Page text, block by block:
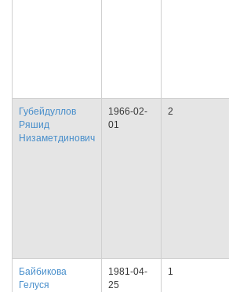
Губейдуллов
Ряшид
Низаметдинович
1966-02-
01
2
Байбикова
Гелуся
1981-04-
25
1